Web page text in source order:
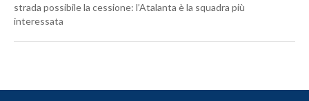
strada possibile la cessione: l’Atalanta è la squadra più
interessata